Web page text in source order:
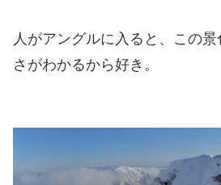
人がアングルに入ると、この
さがわかるから好き。